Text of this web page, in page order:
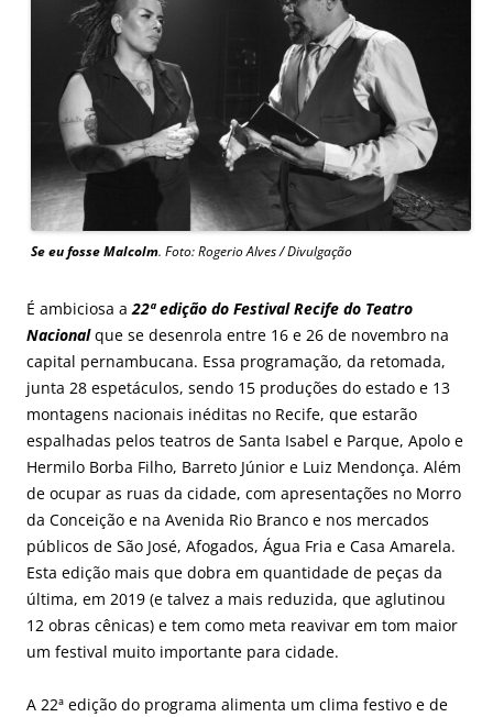
Se eu fosse Malcolm. Foto: Rogerio Alves / Divulgação
É ambiciosa a22ª edição do Festival Recife do Teatro
Nacionalque se desenrola entre 16 e 26 de novembro na
capital pernambucana. Essa programação, da retomada,
junta 28 espetáculos, sendo 15 produções do estado e 13
montagens nacionais inéditas no Recife, que estarão
espalhadas pelos teatros de Santa Isabel e Parque, Apolo e
Hermilo Borba Filho, Barreto Júnior e Luiz Mendonça. Além
de ocupar as ruas da cidade, com apresentações no Morro
da Conceição e na Avenida Rio Branco e nos mercados
públicos de São José, Afogados, Água Fria e Casa Amarela.
Esta edição mais que dobra em quantidade de peças da
última, em 2019 (e talvez a mais reduzida, que aglutinou
12 obras cênicas) e tem como meta reavivar em tom maior
um festival muito importante para cidade.
A 22ª edição do programa alimenta um clima festivo e de